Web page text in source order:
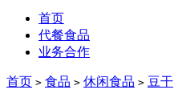
首页
代餐食品
业务合作
首页 > 食品 > 休闲食品 > 豆干